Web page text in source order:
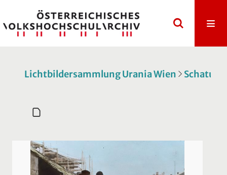
Lichtbildersammlung Urania Wien Schatulle